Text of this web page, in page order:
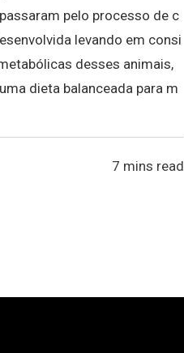
pelo processo de c
levando em consi
desses animais,
dieta balanceada para m
7 mins read